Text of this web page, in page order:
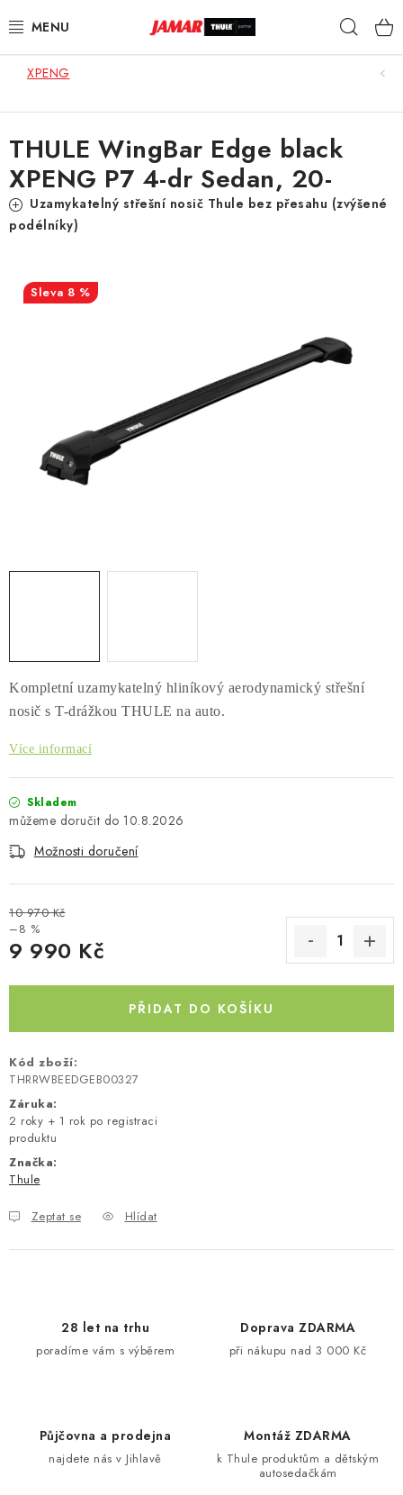
na
STŘEŠNÍ NOSIČE
STŘEŠNÍ BOXY
KOČÁRKY
AKCE
AUTOSTANY
DÁRKOVÉ POUKAZY
Kontakty O nás Doprava a platba
Moje objednávka
Napište nám
Obchodní podmínky
XPENG
Kompletní uzamykatelný hliníkový aerodynamický střešní
nosič s T-drážkou THULE na auto.
Více informací
Skladem
10.8.2026
Možnosti doručení
10 970 Kč
–8 %
9 990 Kč
PŘIDAT DO KOŠÍKU
Kód zboží:
THRRWBEEDGEB00327
Záruka:
2 roky + 1 rok po registraci
produktu
Značka:
Thule
Zeptat se Hlídat
THULE WingBar Edge black
XPENG P7 4-dr Sedan, 20-
Uzamykatelný střešní nosič Thule bez přesahu (zvýšené
podélníky)
8 %
28 let na trhu
poradíme vám s výběrem
Doprava ZDARMA
při nákupu nad 3 000 Kč
Půjčovna a prodejna
najdete nás v Jihlavě
Montáž ZDARMA
k Thule produktům a dětským
autosedačkám